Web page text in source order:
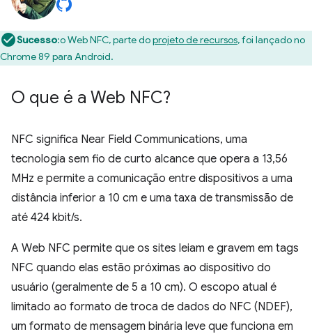
Sucesso:o Web NFC, parte doprojeto de recursos, foi lançado no
Chrome 89 para Android.
O que é a Web NFC?
NFC significa Near Field Communications, uma
tecnologia sem fio de curto alcance que opera a 13,56
MHz e permite a comunicação entre dispositivos a uma
distância inferior a 10 cm e uma taxa de transmissão de
até 424 kbit/s.
A Web NFC permite que os sites leiam e gravem em tags
NFC quando elas estão próximas ao dispositivo do
usuário (geralmente de 5 a 10 cm). O escopo atual é
limitado ao formato de troca de dados do NFC (NDEF),
um formato de mensagem binária leve que funciona em